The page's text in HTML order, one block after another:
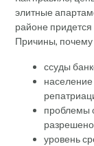
элитные
районе придется
Причины, почему
ссуды
население
проблемы
разрешено
уровень